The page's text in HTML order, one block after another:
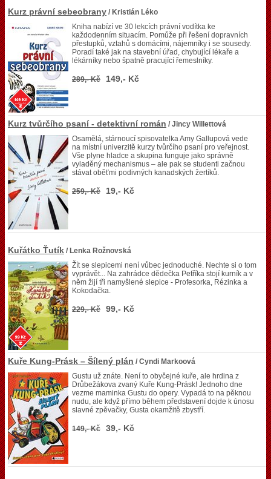
Kurz právní sebeobrany / Kristián Léko
Kniha nabízí ve 30 lekcích právní vodítka ke
každodenním situacím. Pomůže při řešení dopravních
přestupků, vztahů s domácími, nájemníky i se sousedy.
Poradí také jak na stavební úřad, chybující lékaře a
lékárníky nebo špatně pracující řemeslníky.
289,- Kč 149,- Kč
Kurz tvůrčího psaní - detektivní román / Jincy Willettová
Osamělá, stárnoucí spisovatelka Amy Gallupová vede
na místní univerzitě kurzy tvůrčího psaní pro veřejnost.
Vše plyne hladce a skupina funguje jako správně
vyladěný mechanismus – ale pak se studenti začnou
stávat oběťmi podivných kanadských žertíků.
259,- Kč 19,- Kč
Kuřátko Ťutík / Lenka Rožnovská
Žít se slepicemi není vůbec jednoduché. Nechte si o tom
vyprávět... Na zahrádce dědečka Petříka stojí kurník a v
něm žijí tři namyšlené slepice - Profesorka, Rézinka a
Kokodačka.
229,- Kč 99,- Kč
Kuře Kung-Prásk – Šílený plán / Cyndi Markoová
Gustu už znáte. Není to obyčejné kuře, ale hrdina z
Drůbežákova zvaný Kuře Kung-Prásk! Jednoho dne
vezme maminka Gustu do opery. Vypadá to na pěknou
nudu, ale když přímo během představení dojde k únosu
slavné zpěvačky, Gusta okamžitě zbystří.
149,- Kč 39,- Kč